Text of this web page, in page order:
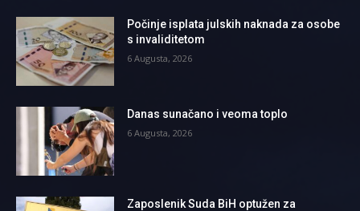
Počinje isplata julskih naknada za osobe
s invaliditetom
6 Augusta, 2026
Danas sunačano i veoma toplo
6 Augusta, 2026
Zaposlenik Suda BiH optužen za